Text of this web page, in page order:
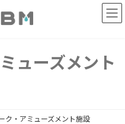
ューズメント
ク・アミューズメント施設